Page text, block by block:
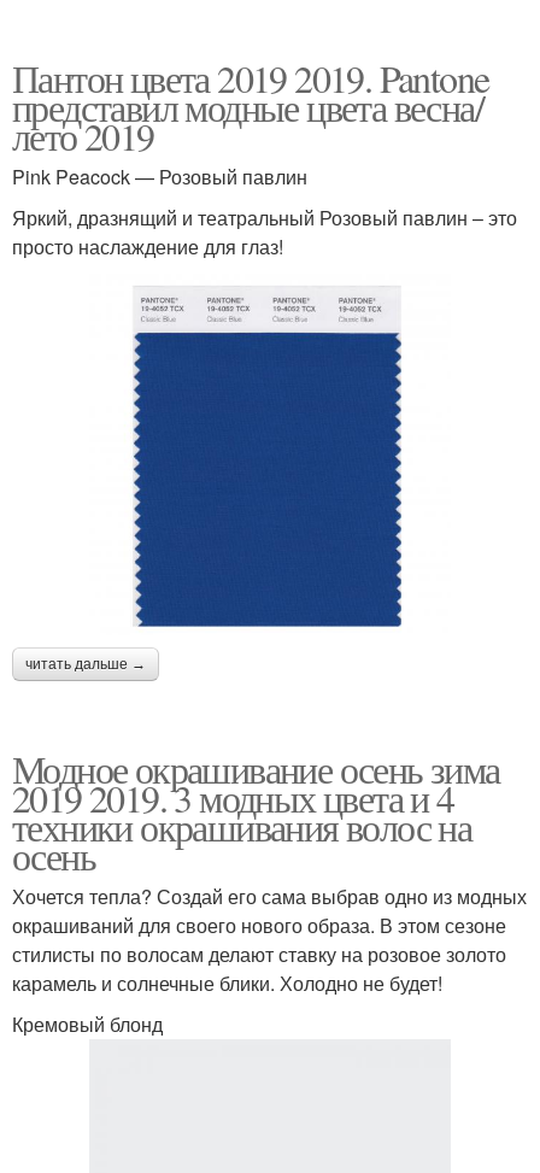
Пантон цвета 2019 2019. Pantone
представил модные цвета весна/
лето 2019
Pink Peacock — Розовый павлин
Яркий, дразнящий и театральный Розовый павлин – это
просто наслаждение для глаз!
читать дальше →
Модное окрашивание осень зима
2019 2019. 3 модных цвета и 4
техники окрашивания волос на
осень
Хочется тепла? Создай его сама выбрав одно из модных
окрашиваний для своего нового образа. В этом сезоне
стилисты по волосам делают ставку на розовое золото
карамель и солнечные блики. Холодно не будет!
Кремовый блонд